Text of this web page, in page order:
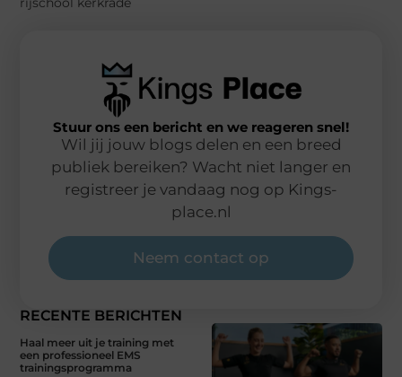
RECENTE BERICHTEN
Haal meer uit je training met
een professioneel EMS
trainingsprogramma
Stuur ons een bericht en we reageren snel!
Wil jij jouw blogs delen en een breed
publiek bereiken? Wacht niet langer en
registreer je vandaag nog op Kings-
place.nl
Neem contact op